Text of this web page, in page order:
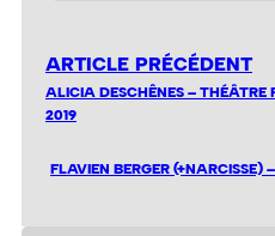
ARTICLE PRÉCÉDENT
ALICIA DESCHÊNES –
2019
FLAVIEN BERGER (+NARCISSE)